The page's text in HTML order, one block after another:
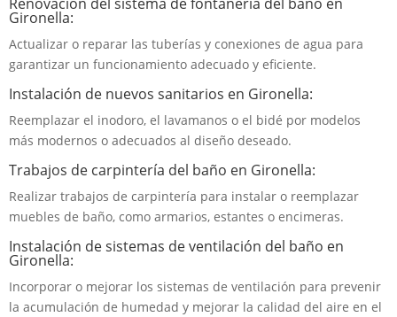
Gironella:
Actualizar o reparar las tuberías y conexiones de agua para
garantizar un funcionamiento adecuado y eficiente.
Instalación de nuevos sanitarios en Gironella:
Reemplazar el inodoro, el lavamanos o el bidé por modelos
más modernos o adecuados al diseño deseado.
Trabajos de carpintería del baño en Gironella:
Realizar trabajos de carpintería para instalar o reemplazar
muebles de baño, como armarios, estantes o encimeras.
Instalación de sistemas de ventilación del baño en
Gironella:
Incorporar o mejorar los sistemas de ventilación para prevenir
la acumulación de humedad y mejorar la calidad del aire en el